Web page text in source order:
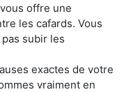
offre une
les cafards. Vous
subir les
exactes de votre
vraiment en